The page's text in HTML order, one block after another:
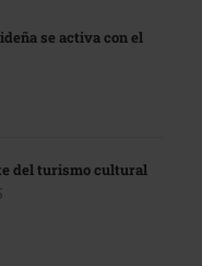
se activa con el
del turismo cultural